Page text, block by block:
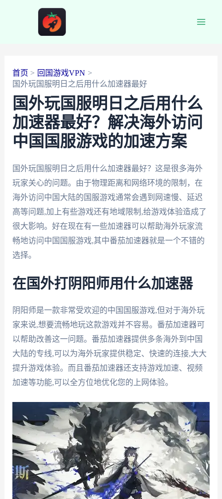
首页
回国游戏VPN
国外玩国服明日之后用什么加速器最好
国外玩国服明日之后用什么
加速器最好？解决海外访问
中国国服游戏的加速方案
国外玩国服明日之后用什么加速器最好？这是很多海外
玩家关心的问题。由于物理距离和网络环境的限制，在
海外访问中国大陆的国服游戏通常会遇到网速慢、延迟
高等问题,加上有些游戏还有地域限制,给游戏体验造成了
很大影响。好在现在有一些加速器可以帮助海外玩家流
畅地访问中国国服游戏,其中番茄加速器就是一个不错的
选择。
在国外打阴阳师用什么加速器
阴阳师是一款非常受欢迎的中国国服游戏,但对于海外玩
家来说,想要流畅地玩这款游戏并不容易。番茄加速器可
以帮助改善这一问题。番茄加速器提供多条海外到中国
大陆的专线,可以为海外玩家提供稳定、快速的连接,大大
提升游戏体验。而且番茄加速器还支持游戏加速、视频
加速等功能,可以全方位地优化您的上网体验。